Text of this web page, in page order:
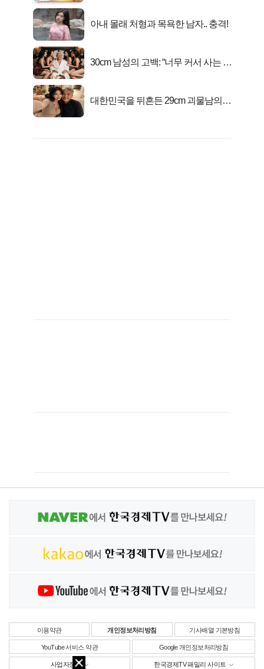
아내 몰래 처형과 목욕한 남자.. 충격!
30cm 남성의 고백: “너무 커서 사는 게
대한민국을 뒤흔든 29cm 괴물남의
이용약관 개인정보처리방침 기사배열 기본방침
YouTube 서비스 약관 Google 개인정보처리방침
사업자정보 한국경제TV 패밀리 사이트